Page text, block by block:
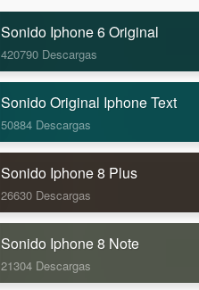
Sonido Iphone 6 Original
420790 Descargas
Sonido Original Iphone Text
50884 Descargas
Sonido Iphone 8 Plus
26630 Descargas
Sonido Iphone 8 Note
21304 Descargas